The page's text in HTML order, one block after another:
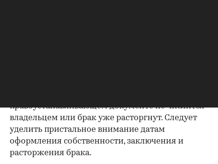
правоустанавливающем документе не числится
владельцем или брак уже расторгнут. Следует
уделить пристальное внимание датам
оформления собственности, заключения и
расторжения брака.